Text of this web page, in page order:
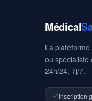
Médical
La
ou
24h/24, 7j/7.
Inscription